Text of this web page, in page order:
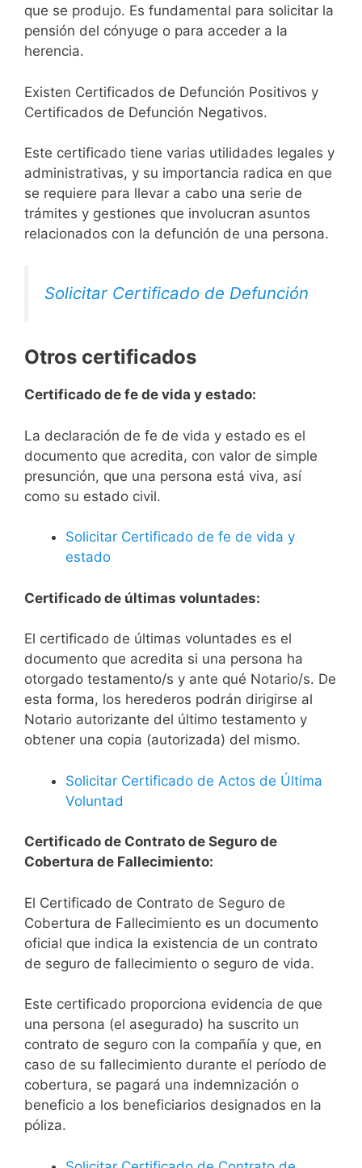
que se produjo. Es fundamental para solicitar la
pensión del cónyuge o para acceder a la
herencia.
Existen Certificados de Defunción Positivos y
Certificados de Defunción Negativos.
Este certificado tiene varias utilidades legales y
administrativas, y su importancia radica en que
se requiere para llevar a cabo una serie de
trámites y gestiones que involucran asuntos
relacionados con la defunción de una persona.
Solicitar Certificado de Defunción
Otros certificados
Certificado de fe de vida y estado:
La declaración de fe de vida y estado es el
documento que acredita, con valor de simple
presunción, que una persona está viva, así
como su estado civil.
Solicitar Certificado de fe de vida y
estado
Certificado de últimas voluntades:
El certificado de últimas voluntades es el
documento que acredita si una persona ha
otorgado testamento/s y ante qué Notario/s. De
esta forma, los herederos podrán dirigirse al
Notario autorizante del último testamento y
obtener una copia (autorizada) del mismo.
Solicitar Certificado de Actos de Última
Voluntad
Certificado de Contrato de Seguro de
Cobertura de Fallecimiento:
El Certificado de Contrato de Seguro de
Cobertura de Fallecimiento es un documento
oficial que indica la existencia de un contrato
de seguro de fallecimiento o seguro de vida.
Este certificado proporciona evidencia de que
una persona (el asegurado) ha suscrito un
contrato de seguro con la compañía y que, en
caso de su fallecimiento durante el período de
cobertura, se pagará una indemnización o
beneficio a los beneficiarios designados en la
póliza.